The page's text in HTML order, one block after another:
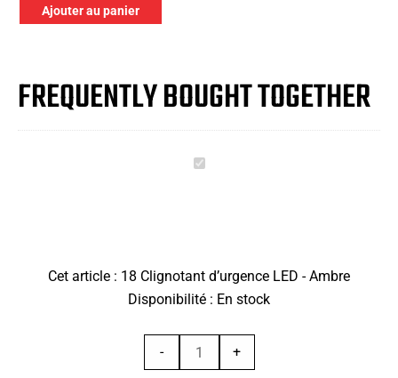
-
Ajouter au panier
FREQUENTLY BOUGHT TOGETHER
18
Ambre
Cet article : 18 Clignotant d’urgence LED - Ambre
Disponibilité : En stock
-
quantité
de
+